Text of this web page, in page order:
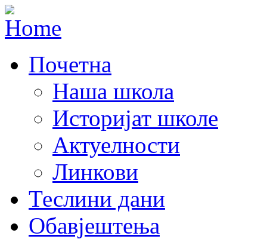
Почетна
Наша школа
Историјат школе
Актуелности
Линкови
Теслини дани
Обавјештења